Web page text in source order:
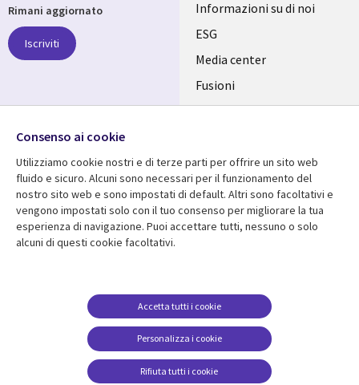
Useful
links
ITALY
IT
Informazioni su di noi
ESG
Media center
Fusioni
Investitori
Centro risorse
Library
Articles
Aiuto
IT
Avviso legale
Web privacy
Gestione dei cookie
Rimani aggiornato
Iscriviti
Consenso ai cookie
Utilizziamo cookie nostri e di terze parti per offrire un sito web
fluido e sicuro. Alcuni sono necessari per il funzionamento del
nostro sito web e sono impostati di default. Altri sono facoltativi e
vengono impostati solo con il tuo consenso per migliorare la tua
esperienza di navigazione. Puoi accettare tutti, nessuno o solo
alcuni di questi cookie facoltativi.
Personalizza i cookie
Accetta tutti i cookie
Rifiuta tutti i cookie